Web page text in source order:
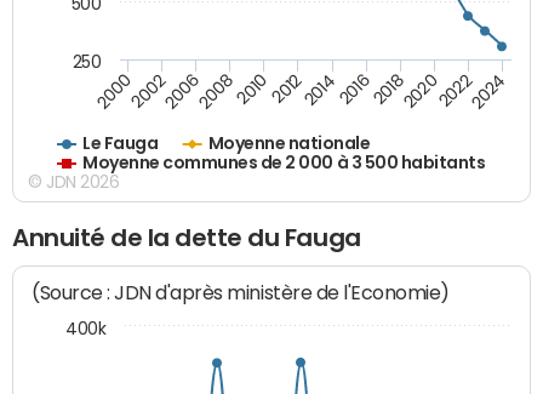
Le Fauga
Moyenne nationale
Moyenne communes de 2 000 à 3 500 habitants
200020022006200820102012201420162018202020222024
250
© JDN 2026
Annuité de la dette du Fauga
(Source : JDN d'après ministère de l'Economie)
400k